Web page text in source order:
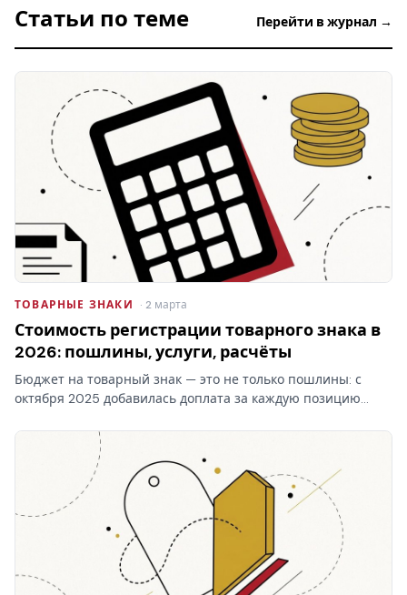
Статьи по теме Перейти в журнал →
ТОВАРНЫЕ ЗНАКИ · 2 марта
Стоимость регистрации товарного знака в
2026: пошлины, услуги, расчёты
Бюджет на товарный знак — это не только пошлины: с
октября 2025 добавилась доплата за каждую позицию
товарного знака складывается из трёх блоков, и самый…